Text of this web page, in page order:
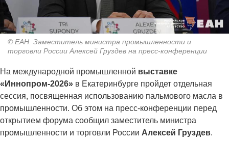
© ЕАН. Заместитель министра промышленности и
торговли России Алексей Груздев на пресс-конференции
На международной промышленной выставке
«Иннопром-2026» в Екатеринбурге пройдет отдельная
сессия, посвященная использованию пальмового масла в
промышленности. Об этом на пресс-конференции перед
открытием форума сообщил заместитель министра
промышленности и торговли России Алексей Груздев.